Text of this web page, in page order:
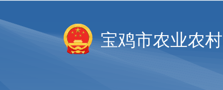
宝鸡市农业农